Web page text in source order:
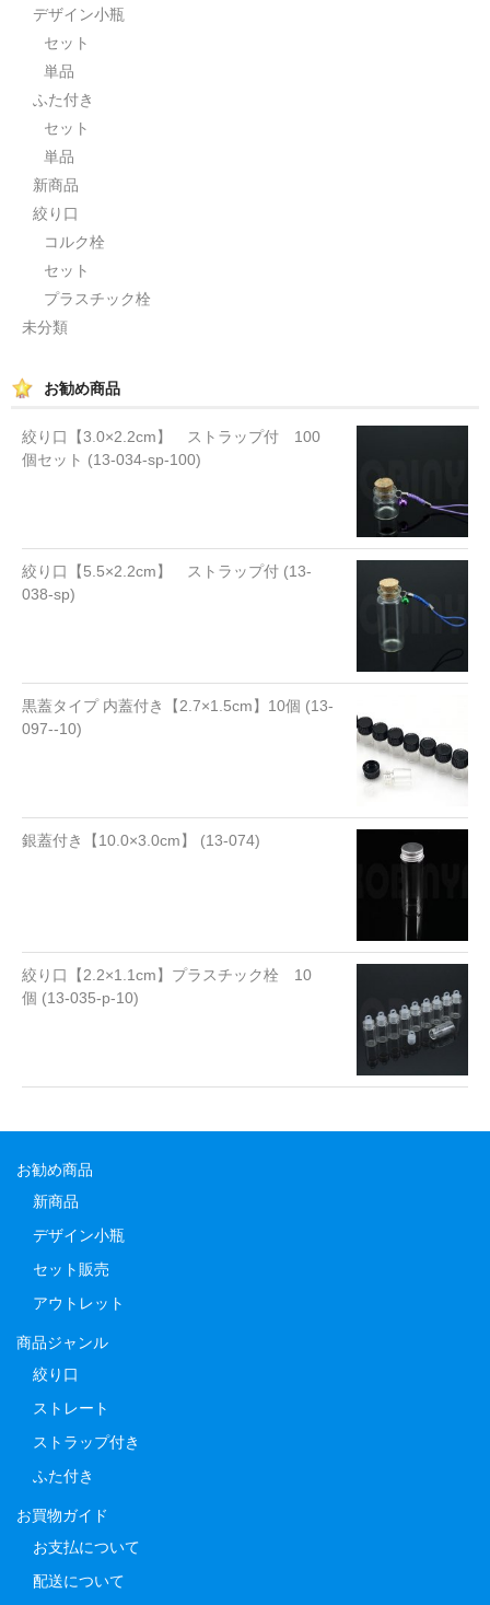
デザイン小瓶
セット
単品
ふた付き
セット
単品
新商品
絞り口
コルク栓
セット
プラスチック栓
未分類
お勧め商品
絞り口【3.0×2.2cm】 ストラップ付 100
個セット (13-034-sp-100)
絞り口【5.5×2.2cm】 ストラップ付 (13-
038-sp)
黒蓋タイプ 内蓋付き【2.7×1.5cm】10個 (13-
097--10)
銀蓋付き【10.0×3.0cm】 (13-074)
絞り口【2.2×1.1cm】プラスチック栓 10
個 (13-035-p-10)
お勧め商品
新商品
デザイン小瓶
セット販売
アウトレット
商品ジャンル
絞り口
ストレート
ストラップ付き
ふた付き
お買物ガイド
お支払について
配送について